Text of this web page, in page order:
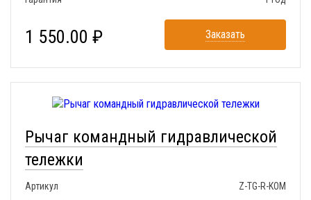
1 550.00 ₽ Заказать
Рычаг командный гидравлической
тележки
Артикул
Z-TG-R-KOM